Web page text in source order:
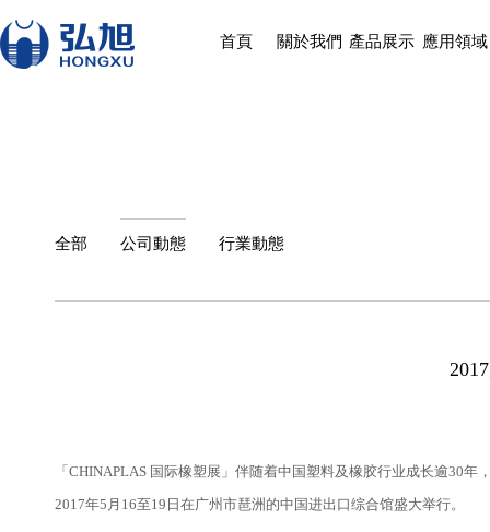
首頁 關於我們 產品展示 應用領域
全部 公司動態 行業動態
「CHINAPLAS 国际橡塑展」伴随着中国塑料及橡胶行业成长逾30
2017年5月16至19日在广州市琶洲的中国进出口综合馆盛大举行。